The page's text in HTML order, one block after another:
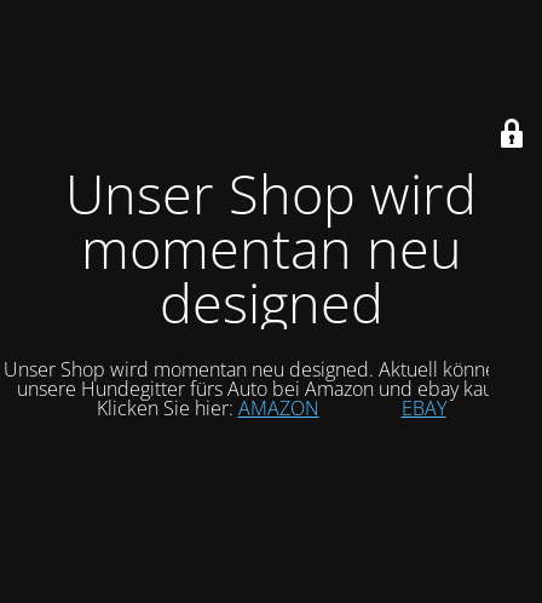
Unser Shop wird
momentan neu
designed
Unser Shop wird momentan neu designed. Aktuell können Sie
unsere Hundegitter fürs Auto bei Amazon und ebay kaufen.
Klicken Sie hier: AMAZON EBAY